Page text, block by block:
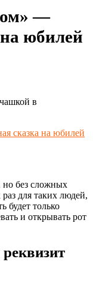
—
юбилей
но без сложных
для таких людей,
будет только
и открывать рот